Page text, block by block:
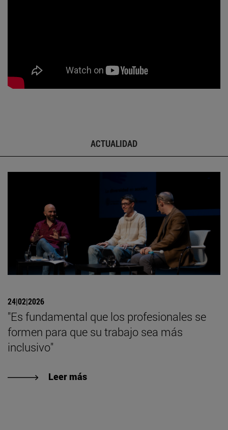
ACTUALIDAD
24|02|2026
"Es fundamental que los profesionales se
formen para que su trabajo sea más
inclusivo"
Leer más